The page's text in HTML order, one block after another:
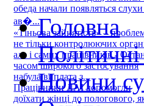
обеда начали появляться
ав�...
«Тіньова зайнятість» –
не тільки контролюючих
але і самих працівників -
часом широкого застосування
набула виплата з...
Працівники ДАІ допомогли
доїхати жінці до пологового,
Головна
Новини